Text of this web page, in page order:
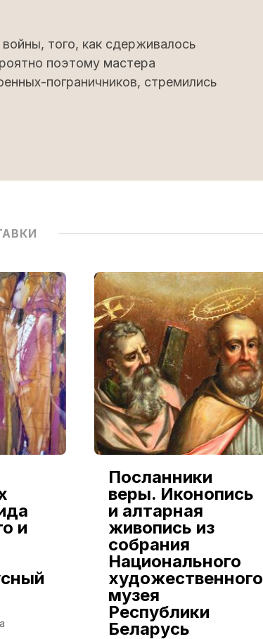
того, как сдерживалось
поэтому мастера
пограничников, стремились
и
Посланники
веры. Иконопись
и алтарная
живопись из
собрания
Национального
художественного
музея
Республики
Беларусь